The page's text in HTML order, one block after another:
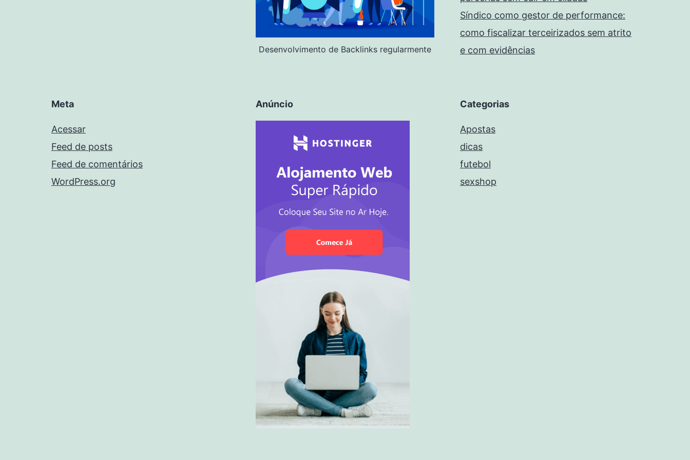
Desenvolvimento de Backlinks regularmente
Síndico como gestor de performance:
como fiscalizar terceirizados sem atrito
e com evidências
Meta
Acessar
Feed de posts
Feed de comentários
WordPress.org
Anúncio Categorias
Apostas
dicas
futebol
sexshop